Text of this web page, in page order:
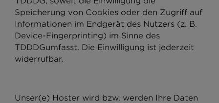
Speicherung von Cookies oder den Zugriff auf
Informationen im Endgerät des Nutzers (z. B.
Device-Fingerprinting) im Sinne des
TDDDGumfasst. Die Einwilligung ist jederzeit
widerrufbar.
Unser(e) Hoster wird bzw. werden Ihre Daten